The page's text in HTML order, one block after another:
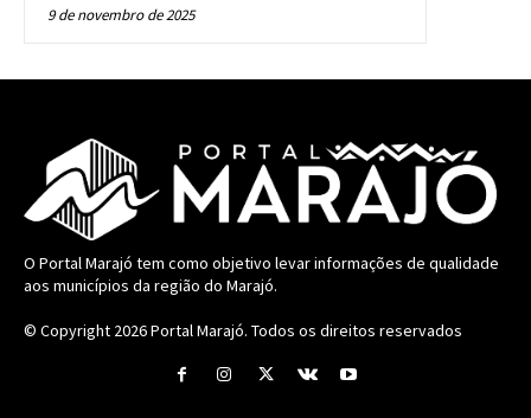
9 de novembro de 2025
O Portal Marajó tem como objetivo levar informações de qualidade
aos municípios da região do Marajó.
© Copyright 2026Portal Marajó. Todos os direitos reservados